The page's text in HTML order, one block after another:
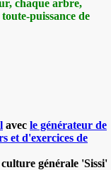
chaque arbre,
puissance de
avec le générateur de
et d'exercices de
culture générale 'Sissi'